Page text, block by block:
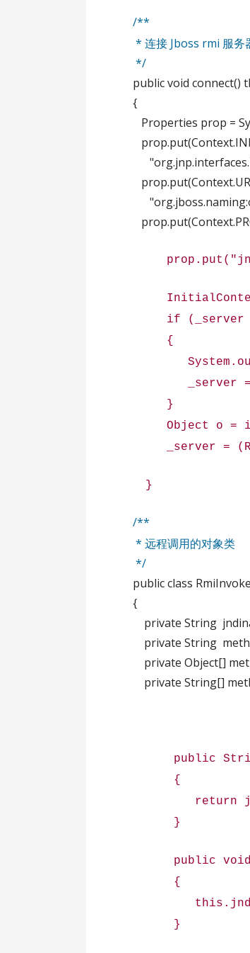
/**
* 连接 Jboss rmi 服务
*/
public void connect()
{
Properties prop =
InitialContext
if (_server
{
_server =
}
Object o =
_server =
}
/**
* 远程调用的对象类
*/
public class
{
private String
private String
private Object[]
private String[]
public String
{
return
}
public void
{
this.jndiname
}